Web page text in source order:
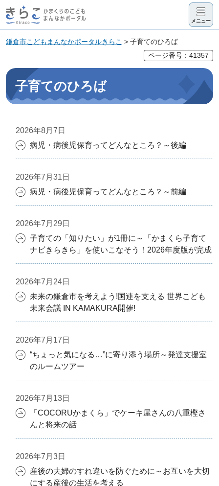
きらこ かま
くらのこど
も まんなか
メニュー
鎌倉市こどもまんなかポータルきらこ > 子育てのひろば
ページ番号：41357
子育てのひろば
2026年8月7日
病児・病後児保育ってどんなところ？～後編
2026年7月31日
病児・病後児保育ってどんなところ？～前編
2026年7月29日
子育ての「知りたい」が1冊に～「かまくら子育て
ナビきらきら」を使いこなそう！2026年度版が完成
2026年7月24日
未来の鎌倉市を考えよう!国連を支える 世界こども
未来会議 IN KAMAKURA開催!
2026年7月17日
“ちょっと気になる…”に寄り添う場所～発達支援室
のルームツアー
2026年7月13日
「COCORUかまくら」でケーキ屋さんの八重樫さ
んと将来の話
2026年7月3日
産後の夫婦のすれ違いを防ぐために～お互いを大切
にする産後の生活を考える